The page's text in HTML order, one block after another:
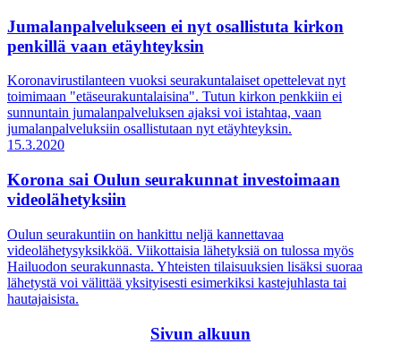
Jumalanpalvelukseen ei nyt osallistuta kirkon
penkillä vaan etäyhteyksin
Koronavirustilanteen vuoksi seurakuntalaiset opettelevat nyt
toimimaan "etäseurakuntalaisina". Tutun kirkon penkkiin ei
sunnuntain jumalanpalveluksen ajaksi voi istahtaa, vaan
jumalanpalveluksiin osallistutaan nyt etäyhteyksin.
15.3.2020
Korona sai Oulun seurakunnat investoimaan
videolähetyksiin
Oulun seurakuntiin on hankittu neljä kannettavaa
videolähetysyksikköä. Viikottaisia lähetyksiä on tulossa myös
Hailuodon seurakunnasta. Yhteisten tilaisuuksien lisäksi suoraa
lähetystä voi välittää yksityisesti esimerkiksi kastejuhlasta tai
hautajaisista.
Sivun alkuun